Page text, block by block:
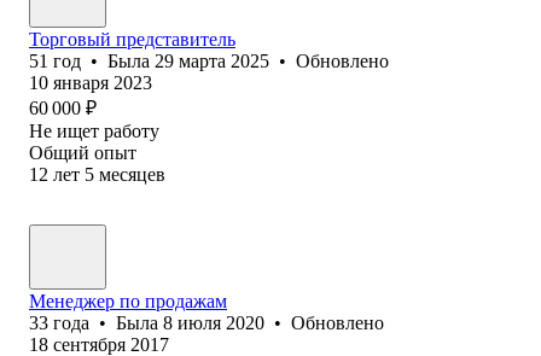
Торговый представитель
51 год • Была 29 марта 2025 • Обновлено
10 января 2023
60 000 ₽
Не ищет работу
Общий опыт
12 лет 5 месяцев
Менеджер по продажам
33 года • Была 8 июля 2020 • Обновлено
18 сентября 2017